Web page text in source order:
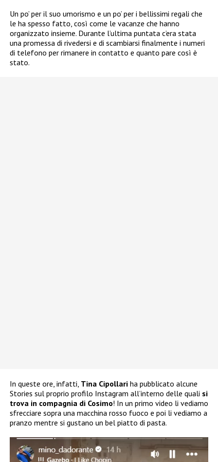
Un po’ per il suo umorismo e un po’ per i bellissimi regali che
le ha spesso fatto, così come le vacanze che hanno
organizzato insieme. Durante l’ultima puntata c’era stata
una promessa di rivedersi e di scambiarsi finalmente i numeri
di telefono per rimanere in contatto e quanto pare così è
stato.
In queste ore, infatti, Tina Cipollari ha pubblicato alcune
Stories sul proprio profilo Instagram all’interno delle quali si
trova in compagnia di Cosimo! In un primo video li vediamo
sfrecciare sopra una macchina rosso fuoco e poi li vediamo a
pranzo mentre si gustano un bel piatto di pasta.